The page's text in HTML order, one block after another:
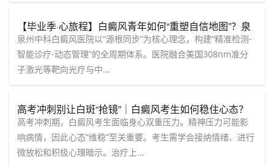
【毕业季·心旅程】白癜风青年如何“重塑自信地图”？泉
州中科医院“心理+治疗”双轨制全解析！
泉州中科白癜风医院以“源根同步”为核心理念，构建“精准检测-
智能诊疗-动态管理”的全周期体系。医院融合美国308nm准分
子激光等靶向光疗与中...
高考冲刺别让白斑“抢镜”｜白癜风考生如何稳住心态？
【泉州中科白癜风医院】为您支招
高考冲刺期，白癜风考生面临身心双重压力。精神压力可能影
响病情，因此心态“维稳”至关重要。考生需学会接纳情绪、进行
微放松和积极心理暗示。治疗上...